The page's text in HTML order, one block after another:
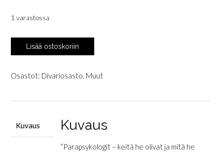
1 varastossa
Jouko:
määrä
Lisää ostoskoriin
Osastot: Divariosasto, Muut
Kuvaus Kuvaus
”Parapsykologit – keitä he olivat ja mitä he